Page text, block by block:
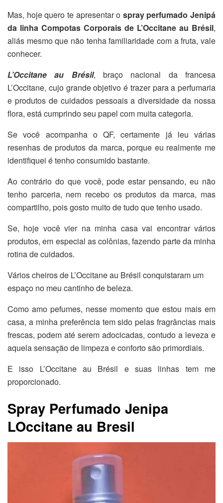
Mas, hoje quero te apresentar o spray perfumado Jenipá
da linha Compotas Corporais de L’Occitane au Brésil,
aliás mesmo que não tenha familiaridade com a fruta, vale
conhecer.
L’Occitane au Brésil, braço nacional da francesa
L’Occitane, cujo grande objetivo é trazer para a perfumaria
e produtos de cuidados pessoais a diversidade da nossa
flora, está cumprindo seu papel com muita categoria.
Se você acompanha o QF, certamente já leu várias
resenhas de produtos da marca, porque eu realmente me
identifiquei é tenho consumido bastante.
Ao contrário do que você, pode estar pensando, eu não
tenho parceria, nem recebo os produtos da marca, mas
compartilho, pois gosto muito de tudo que tenho usado.
Se, hoje você vier na minha casa vai encontrar vários
produtos, em especial as colônias, fazendo parte da minha
rotina de cuidados.
Vários cheiros de L’Occitane au Brésil conquistaram um
espaço no meu cantinho de beleza.
Como amo pefumes, nesse momento que estou mais em
casa, a minha preferência tem sido pelas fragrâncias mais
frescas, podem até serem adocicadas, contudo a leveza e
aquela sensação de limpeza e conforto são primordiais.
E isso L’Occitane au Brésil e suas linhas tem me
proporcionado.
Spray Perfumado Jenipa
LOccitane au Bresil